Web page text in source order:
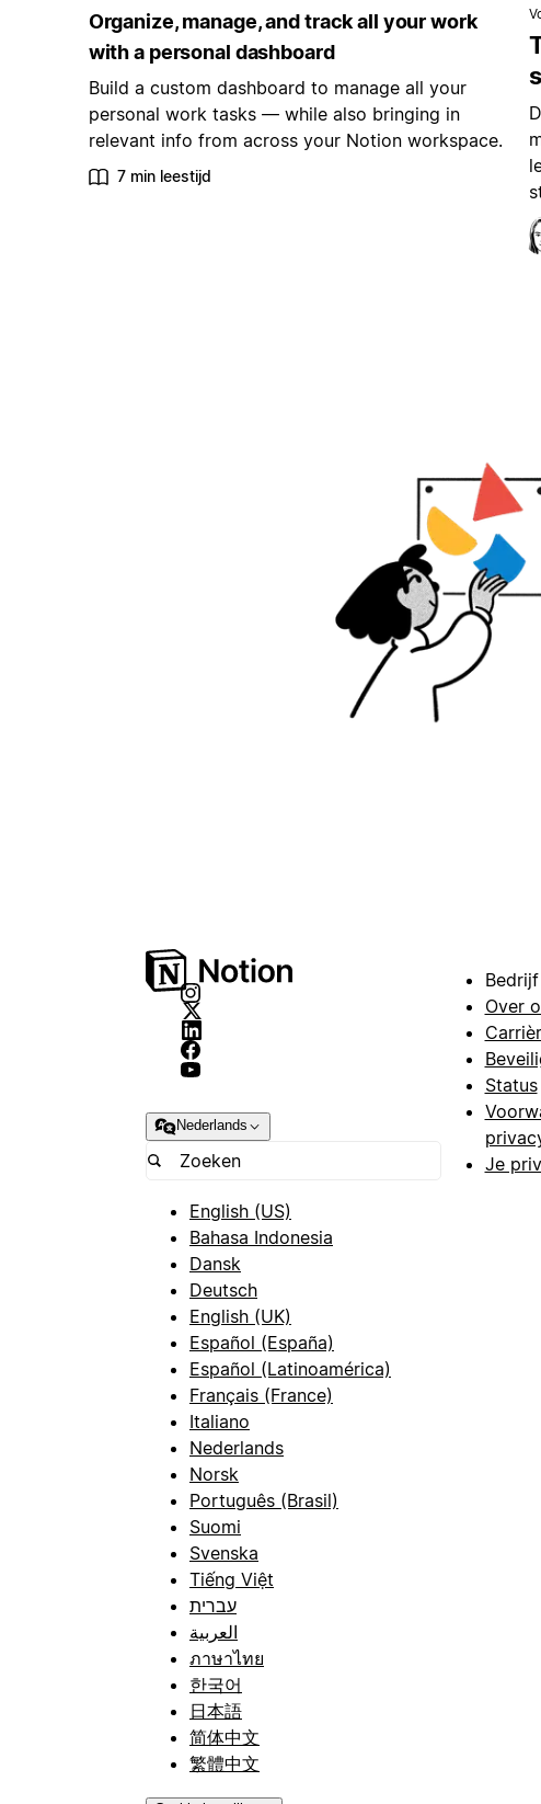
Organize, manage, and track all your work
with a personal dashboard
Build a custom dashboard to manage all your
personal work tasks — while also bringing in
relevant info from across your Notion workspace.
7 min leestijd
Nederlands
English (US)
Bahasa Indonesia
Dansk
Deutsch
English (UK)
Español (España)
Español (Latinoamérica)
Français (France)
Italiano
Nederlands
Norsk
Português (Brasil)
Suomi
Svenska
Tiếng Việt
עברית
العربية
ภาษาไทย
한국어
日本語
简体中文
繁體中文
Bedrijf
Over
Status
Je